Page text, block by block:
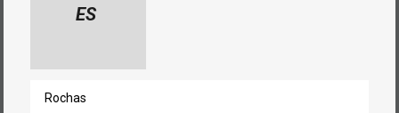
ES
Rochas